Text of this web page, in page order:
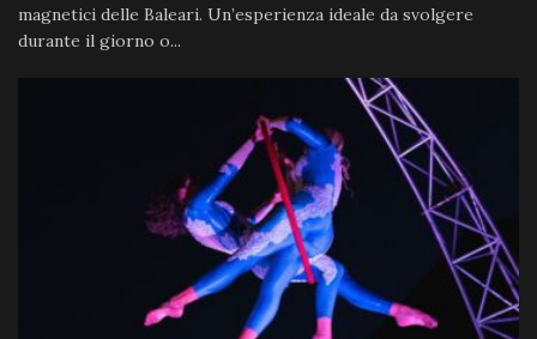
magnetici delle Baleari. Un’esperienza ideale da svolgere
durante il giorno o...